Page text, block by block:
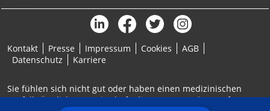
Kontakt Presse Impressum Cookies
AGB
Datenschutz
Karriere
Sie fühlen sich nicht gut oder haben einen medizinischen
Notfall? Ärztlicher Bereitschaftsdienst: 116117 | Notruf: 112
Informationen identifizieren
Nicht-IAB-Verarbeitungszwecke:
Notwendig